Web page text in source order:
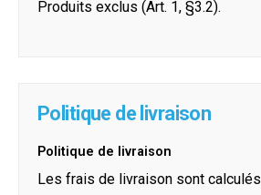
Produits exclus (Art. 1, §3.2).
Politique de livraison
Politique de livraison
Les frais de livraison sont calculés